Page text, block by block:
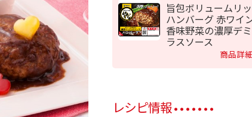
旨包ボリュームリ
ハンバーグ 赤ワイ
香味野菜の濃厚デ
ラスソース
商品詳
レシピ情報